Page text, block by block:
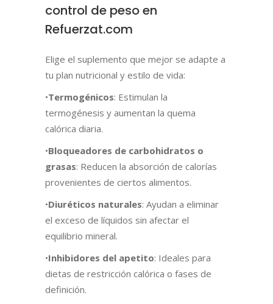
control de peso en
Refuerzat.com
Elige el suplemento que mejor se adapte a
tu plan nutricional y estilo de vida:
•Termogénicos: Estimulan la
termogénesis y aumentan la quema
calórica diaria.
•Bloqueadores de carbohidratos o
grasas: Reducen la absorción de calorías
provenientes de ciertos alimentos.
•Diuréticos naturales: Ayudan a eliminar
el exceso de líquidos sin afectar el
equilibrio mineral.
•Inhibidores del apetito: Ideales para
dietas de restricción calórica o fases de
definición.